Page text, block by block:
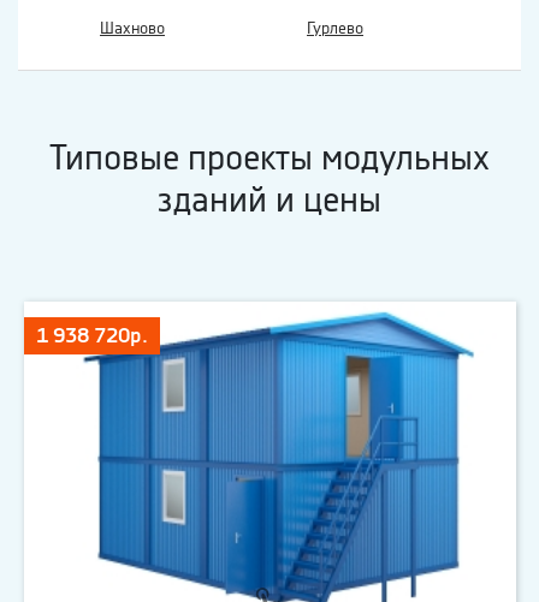
Шахново Гурлево
Типовые проекты модульных
зданий и цены
1 938 720р.